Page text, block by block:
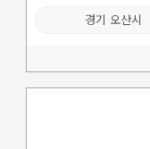
경기 오산시